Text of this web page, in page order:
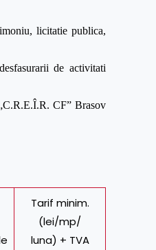
licitatie publica,
de activitati
CF” Brasov
Tarif minim.
(lei/mp/
luna) + TVA